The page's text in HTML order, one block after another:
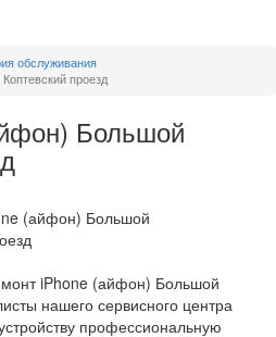
обслуживания
проезд
Большой
iPhone (айфон) Большой
нашего сервисного центра
профессиональную